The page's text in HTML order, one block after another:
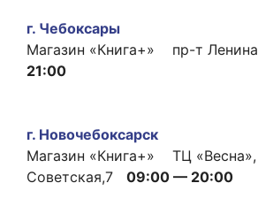
г. Чебоксары
Магазин «Книга+» пр-т
21:00
г. Новочебоксарск
Магазин «Книга+» ТЦ «Весна»,
Советская,7 09:00 — 20:00